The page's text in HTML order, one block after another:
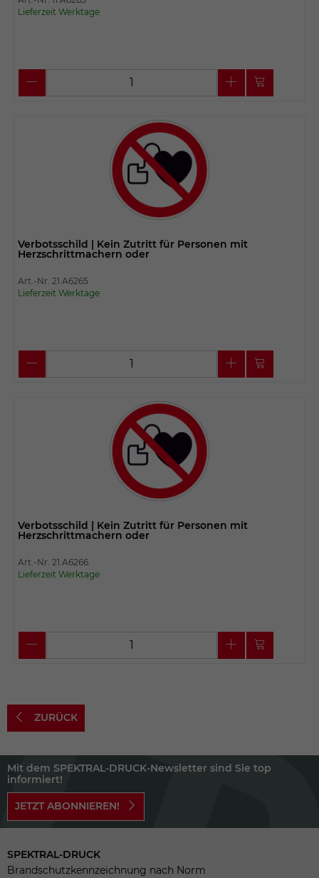
Lieferzeit Werktage
Verbotsschild | Kein Zutritt für Personen mit
Herzschrittmachern oder
Art.-Nr. 21.A6265
Lieferzeit Werktage
Verbotsschild | Kein Zutritt für Personen mit
Herzschrittmachern oder
Art.-Nr. 21.A6266
Lieferzeit Werktage
ZURÜCK
Mit dem SPEKTRAL-DRUCK-Newsletter sind Sie top
informiert!
JETZT ABONNIEREN!
SPEKTRAL-DRUCK
Brandschutzkennzeichnung nach Norm